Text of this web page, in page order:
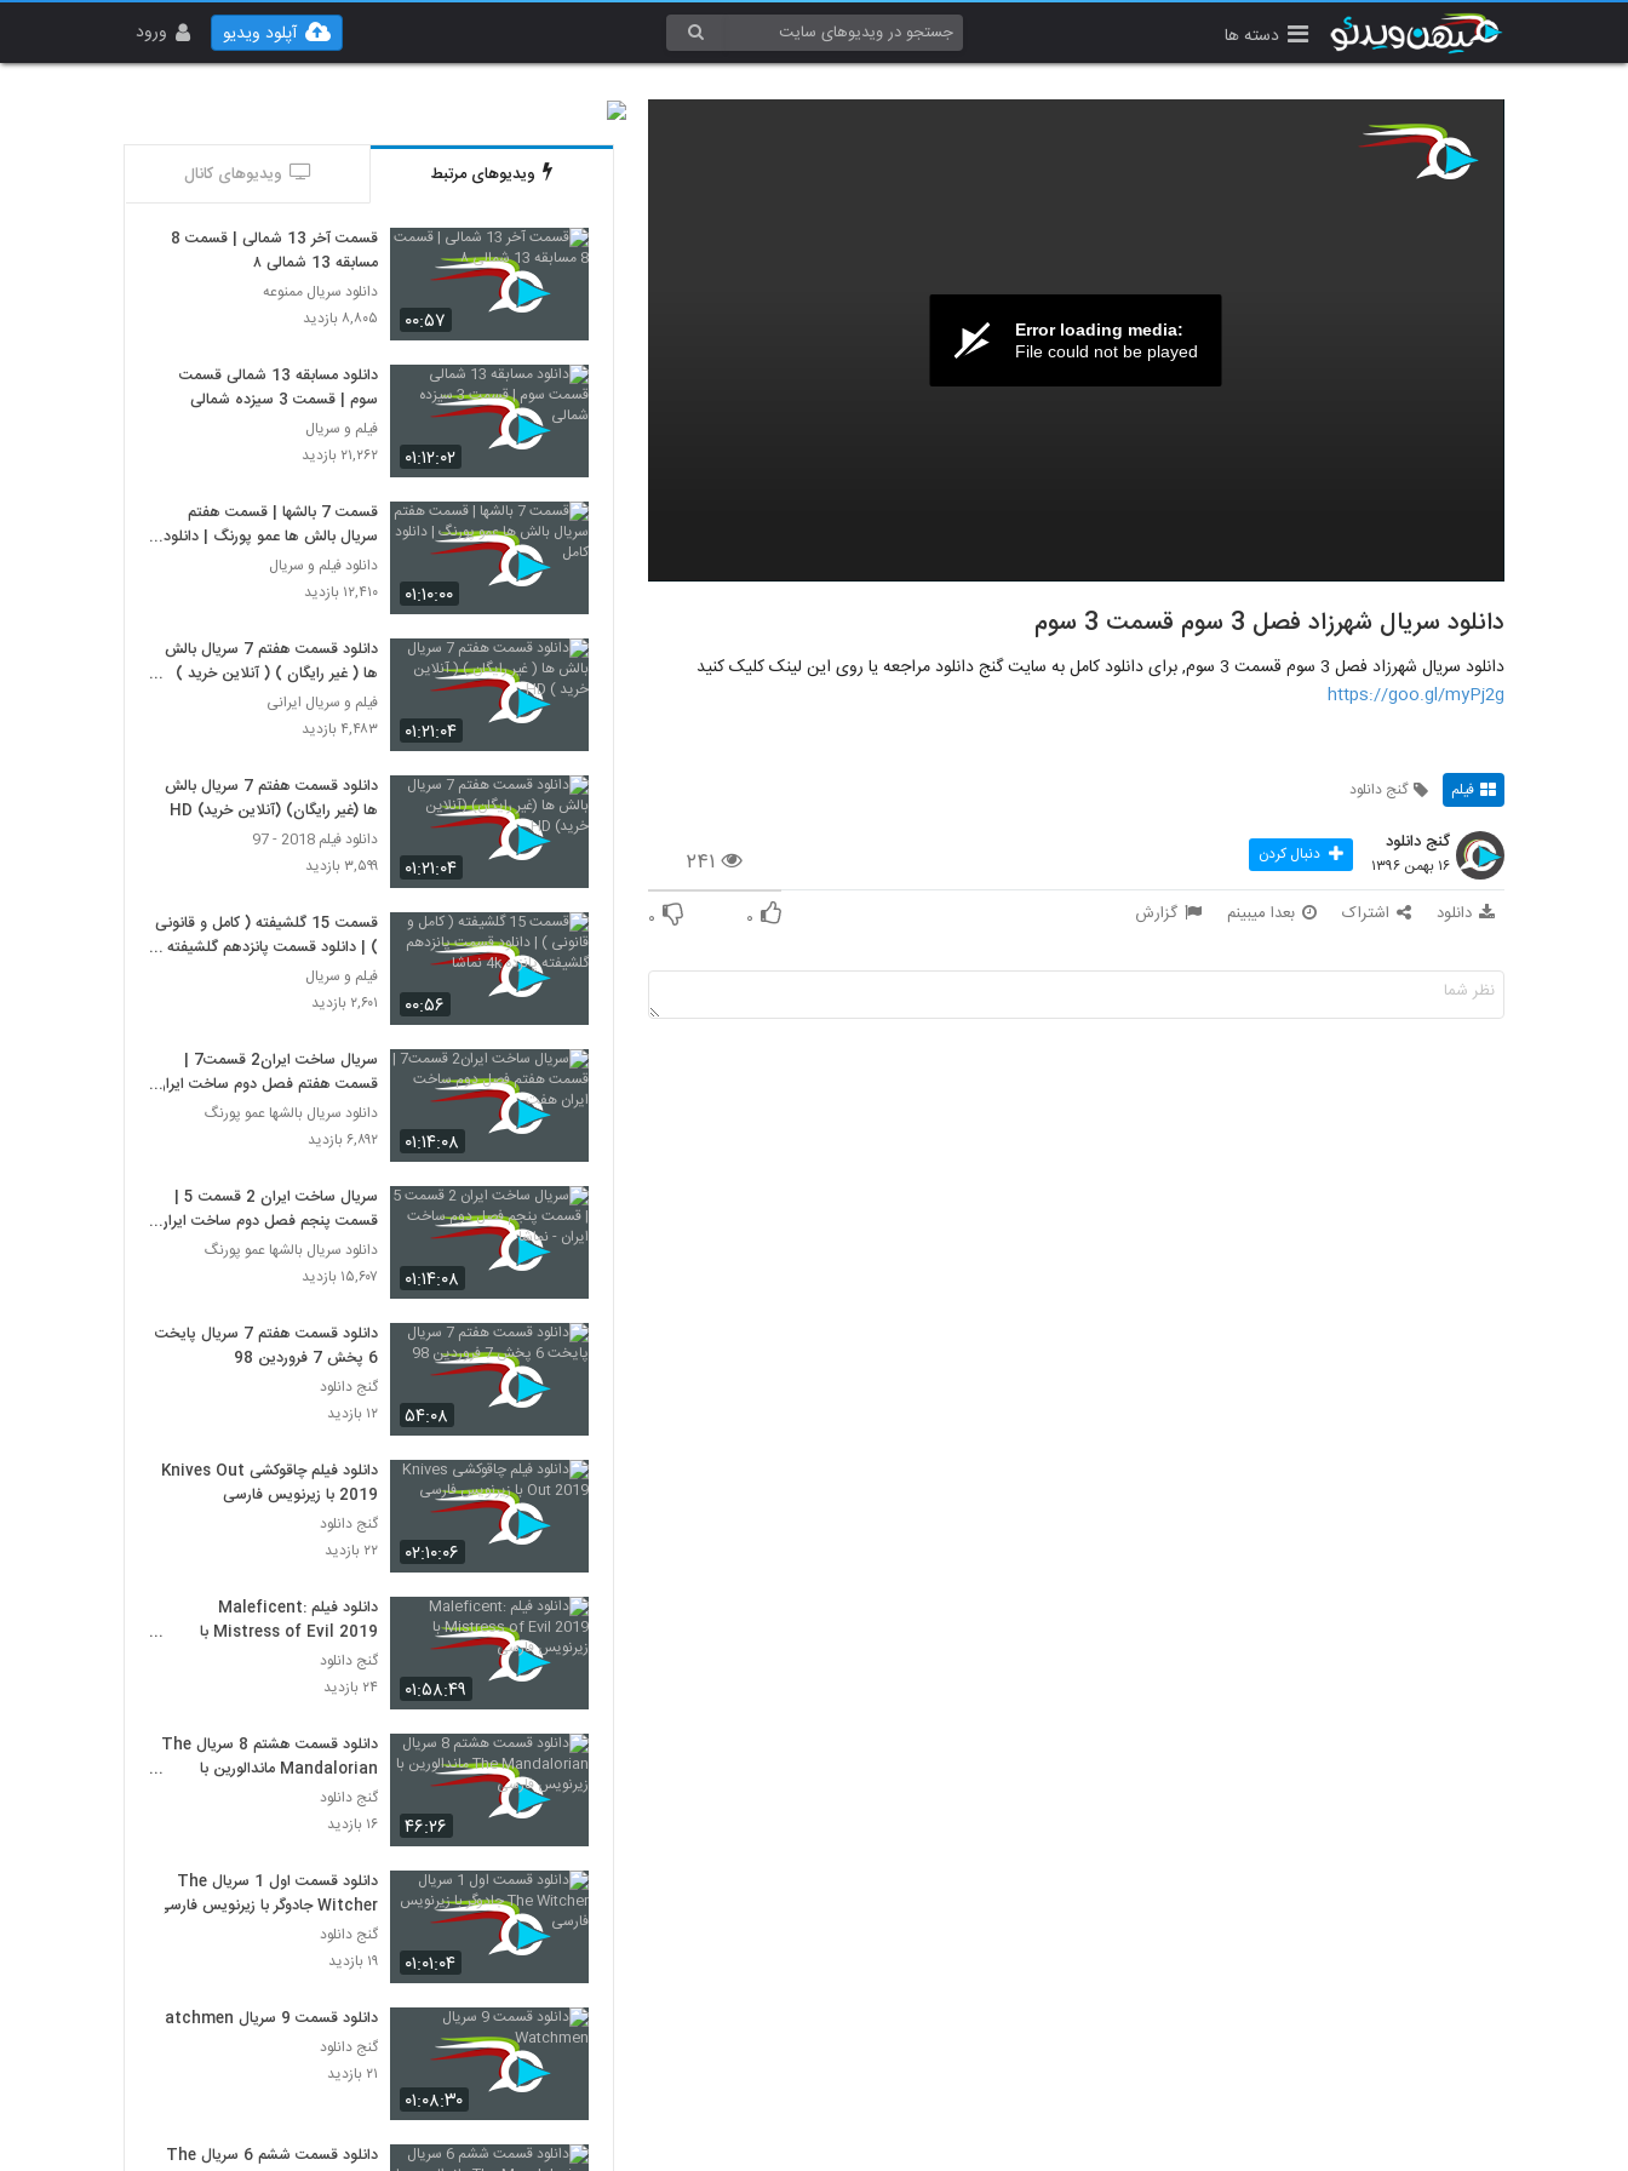
دسته ها ورود آپلود ویدیو
Error loading media:
File could not be played
دانلود سریال شهرزاد فصل 3 سوم قسمت 3 سوم
دانلود سریال شهرزاد فصل 3 سوم قسمت 3 سوم, برای دانلود کامل به سایت گنج دانلود مراجعه یا روی این لینک کلیک کنید
https://goo.gl/myPj2g
فیلم گنج دانلود
۲۴۱
گنج دانلود
۱۶ بهمن ۱۳۹۶ دنبال کردن
دانلود اشتراک بعدا میبینم گزارش ۰ ۰
ویدیوهای مرتبط ویدیوهای کانال
۰۰:۵۷
قسمت آخر 13 شمالی | قسمت 8
مسابقه 13 شمالی ۸
دانلود سریال ممنوعه
۸,۸۰۵ بازدید
۰۱:۱۲:۰۲
دانلود مسابقه 13 شمالی قسمت
سوم | قسمت 3 سیزده شمالی
فیلم و سریال
۲۱,۲۶۲ بازدید
۰۱:۱۰:۰۰
قسمت 7 بالشها | قسمت هفتم
سریال بالش ها عمو پورنگ | دانلود
کامل
دانلود فیلم و سریال
۱۲,۴۱۰ بازدید
۰۱:۲۱:۰۴
دانلود قسمت هفتم 7 سریال بالش
ها ( غیر رایگان ) ( آنلاین خرید )
HD
فیلم و سریال ایرانی
۴,۴۸۳ بازدید
۰۱:۲۱:۰۴
دانلود قسمت هفتم 7 سریال بالش
ها (غیر رایگان) (آنلاین خرید) HD
دانلود فیلم 2018 - 97
۳,۵۹۹ بازدید
۰۰:۵۶
قسمت 15 گلشیفته ( کامل و قانونی
) | دانلود قسمت پانزدهم گلشیفته
پانزده 4k نماشا
فیلم و سریال
۲,۶۰۱ بازدید
۰۱:۱۴:۰۸
سریال ساخت ایران2 قسمت7 |
قسمت هفتم فصل دوم ساخت ایران
هفت
دانلود سریال بالشها عمو پورنگ
۶,۸۹۲ بازدید
۰۱:۱۴:۰۸
سریال ساخت ایران 2 قسمت 5 |
قسمت پنجم فصل دوم ساخت ایران
- نماشا
دانلود سریال بالشها عمو پورنگ
۱۵,۶۰۷ بازدید
۵۴:۰۸
دانلود قسمت هفتم 7 سریال پایخت
6 پخش 7 فروردین 98
گنج دانلود
۱۲ بازدید
۰۲:۱۰:۰۶
دانلود فیلم چاقوکشی Knives Out
2019 با زیرنویس فارسی
گنج دانلود
۲۲ بازدید
۰۱:۵۸:۴۹
دانلود فیلم Maleficent:
Mistress of Evil 2019 با
زیرنویس فارسی
گنج دانلود
۲۴ بازدید
۴۶:۲۶
دانلود قسمت هشتم 8 سریال The
Mandalorian ماندالورین با
زیرنویس فارسی
گنج دانلود
۱۶ بازدید
۰۱:۰۱:۰۴
دانلود قسمت اول 1 سریال The
Witcher جادوگر با زیرنویس فارسی
گنج دانلود
۱۹ بازدید
۰۱:۰۸:۳۰
دانلود قسمت 9 سریال Watchmen
گنج دانلود
۲۱ بازدید
دانلود قسمت ششم 6 سریال The